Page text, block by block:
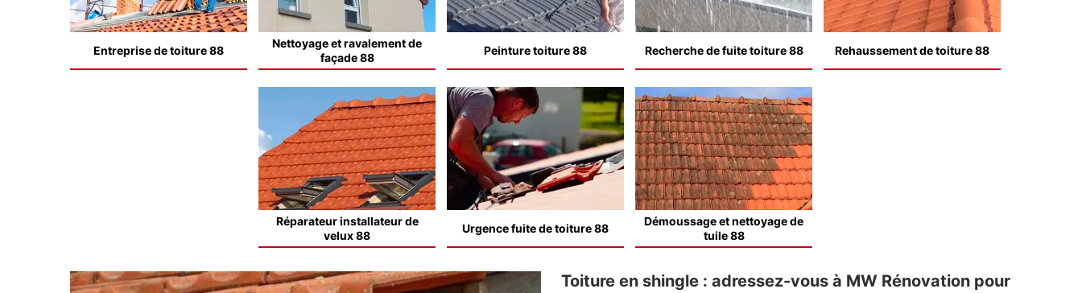
Entreprise de toiture 88
Nettoyage et ravalement de
façade 88
Peinture toiture 88 Recherche de fuite toiture 88 Rehaussement de toiture 88
Réparateur installateur de
velux 88
Urgence fuite de toiture 88
Démoussage et nettoyage de
tuile 88
Toiture en shingle : adressez-vous à MW Rénovation pour